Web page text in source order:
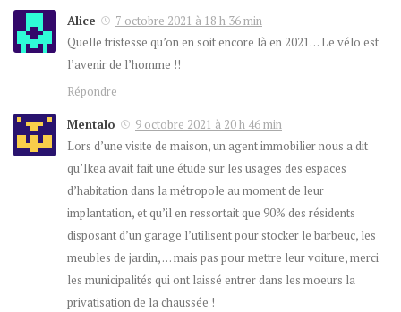
Alice
7 octobre 2021 à 18 h 36 min
Quelle tristesse qu’on en soit encore là en 2021… Le vélo est
l’avenir de l’homme !!
Répondre
Mentalo
9 octobre 2021 à 20 h 46 min
Lors d’une visite de maison, un agent immobilier nous a dit
qu’Ikea avait fait une étude sur les usages des espaces
d’habitation dans la métropole au moment de leur
implantation, et qu’il en ressortait que 90% des résidents
disposant d’un garage l’utilisent pour stocker le barbeuc, les
meubles de jardin, … mais pas pour mettre leur voiture, merci
les municipalités qui ont laissé entrer dans les moeurs la
privatisation de la chaussée !